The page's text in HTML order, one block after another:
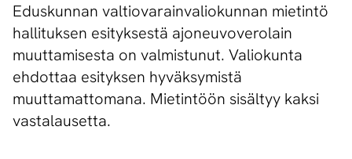
Eduskunnan valtiovarainvaliokunnan mietintö
hallituksen esityksestä ajoneuvoverolain
muuttamisesta on valmistunut. Valiokunta
ehdottaa esityksen hyväksymistä
muuttamattomana. Mietintöön sisältyy kaksi
vastalausetta.